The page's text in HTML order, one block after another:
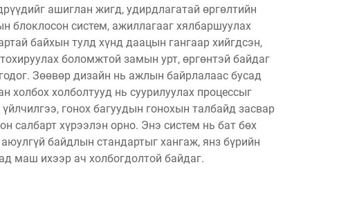
ашиглан жигд, удирдлагатай өргөлтийн
блоклосон систем, ажиллагааг хялбаршуулах
байхын тулд хүнд даацын гангаар хийгдсэн,
боломжтой замын урт, өргөнтэй байдаг
Зөөвөр дизайн нь ажлын байрлалаас бусад
холбох холболтууд нь суурилуулах процессыг
гонох багуудын гонохын талбайд засвар
салбарт хүрээлэн орно. Энэ систем нь бат бөх
байдлын стандартыг хангаж, янз бүрийн
маш ихээр ач холбогдолтой байдаг.